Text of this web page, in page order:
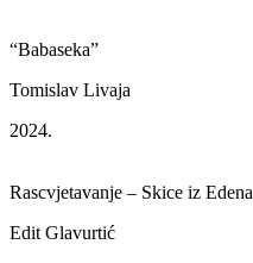
“Babaseka”
Tomislav Livaja
2024.
Rascvjetavanje – Skice iz Edena
Edit Glavurtić